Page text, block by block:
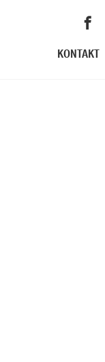
KONTAKT